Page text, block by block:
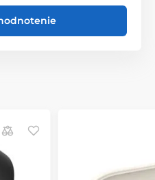
hluku
h s ANC
= 5 h počúvania)